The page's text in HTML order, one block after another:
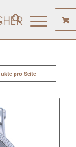
pro Seite